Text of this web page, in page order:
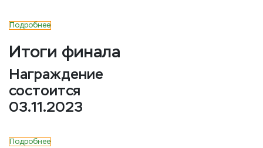
Подробнее
Итоги финала
Награждение
состоится
03.11.2023
Подробнее